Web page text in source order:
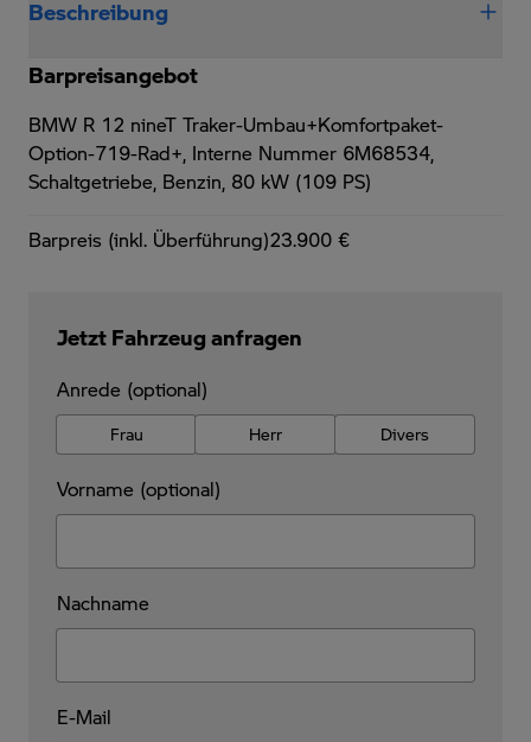
Beschreibung
Barpreisangebot
BMW R 12 nineT Traker-Umbau+Komfortpaket-
Option-719-Rad+, Interne Nummer 6M68534,
Schaltgetriebe, Benzin, 80 kW (109 PS)
Barpreis (inkl. Überführung)23.900 €
Jetzt Fahrzeug anfragen
Anrede (optional)
Frau Herr Divers
Vorname (optional)
Nachname
E-Mail